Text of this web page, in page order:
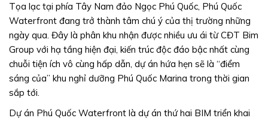
Tọa lạc tại phía Tây Nam đảo Ngọc Phú Quốc, Phú Quốc
Waterfront đang trở thành tâm chú ý của thị trường những
ngày qua. Đây là phân khu nhận được nhiều ưu ái từ CĐT Bim
Group với hạ tầng hiện đại, kiến trúc độc đáo bậc nhất cùng
chuỗi tiện ích vô cùng hấp dẫn, dự án hứa hẹn sẽ là “điểm
sáng của” khu nghỉ dưỡng Phú Quốc Marina trong thời gian
sắp tới.
Dự án Phú Quốc Waterfront là dự án thứ hai BIM triển khai